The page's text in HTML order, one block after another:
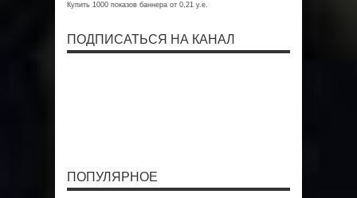
Купить 1000 показов баннера от 0,21 у.е.
ПОДПИСАТЬСЯ НА КАНАЛ
ПОПУЛЯРНОЕ